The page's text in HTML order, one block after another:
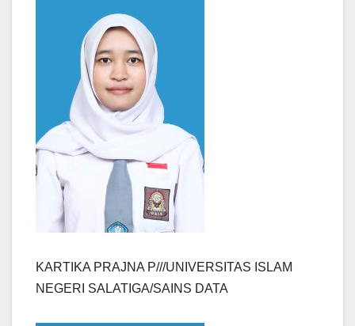
KARTIKA PRAJNA P///UNIVERSITAS ISLAM
NEGERI SALATIGA/SAINS DATA